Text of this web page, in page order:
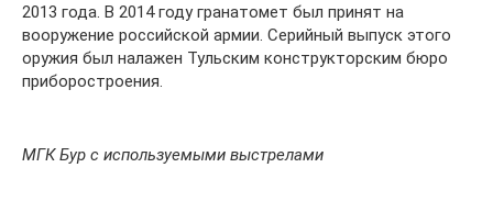
2013 года. В 2014 году гранатомет был принят на
вооружение российской армии. Серийный выпуск этого
оружия был налажен Тульским конструкторским бюро
приборостроения.
МГК Бур с используемыми выстрелами